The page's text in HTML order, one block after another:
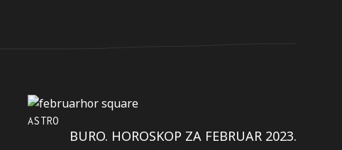
ASTRO
BURO. HOROSKOP ZA FEBRUAR 2023.